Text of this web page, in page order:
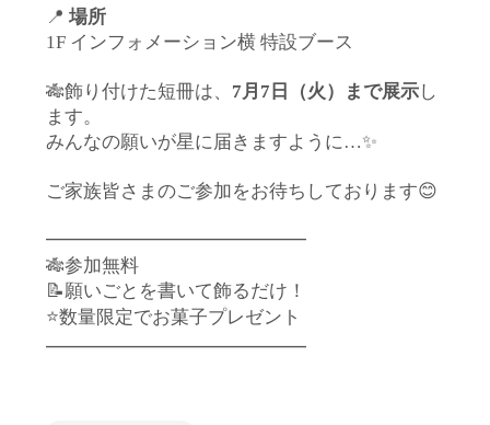
📍場所
1F インフォメーション横 特設ブース
🎋飾り付けた短冊は、 7月7日（火）まで展示し
ます。
みんなの願いが星に届きますように…✨
ご家族皆さまのご参加をお待ちしております😊
━━━━━━━━━━━━━━
🎋参加無料
📝願いごとを書いて飾るだけ！
⭐数量限定でお菓子プレゼント
━━━━━━━━━━━━━━